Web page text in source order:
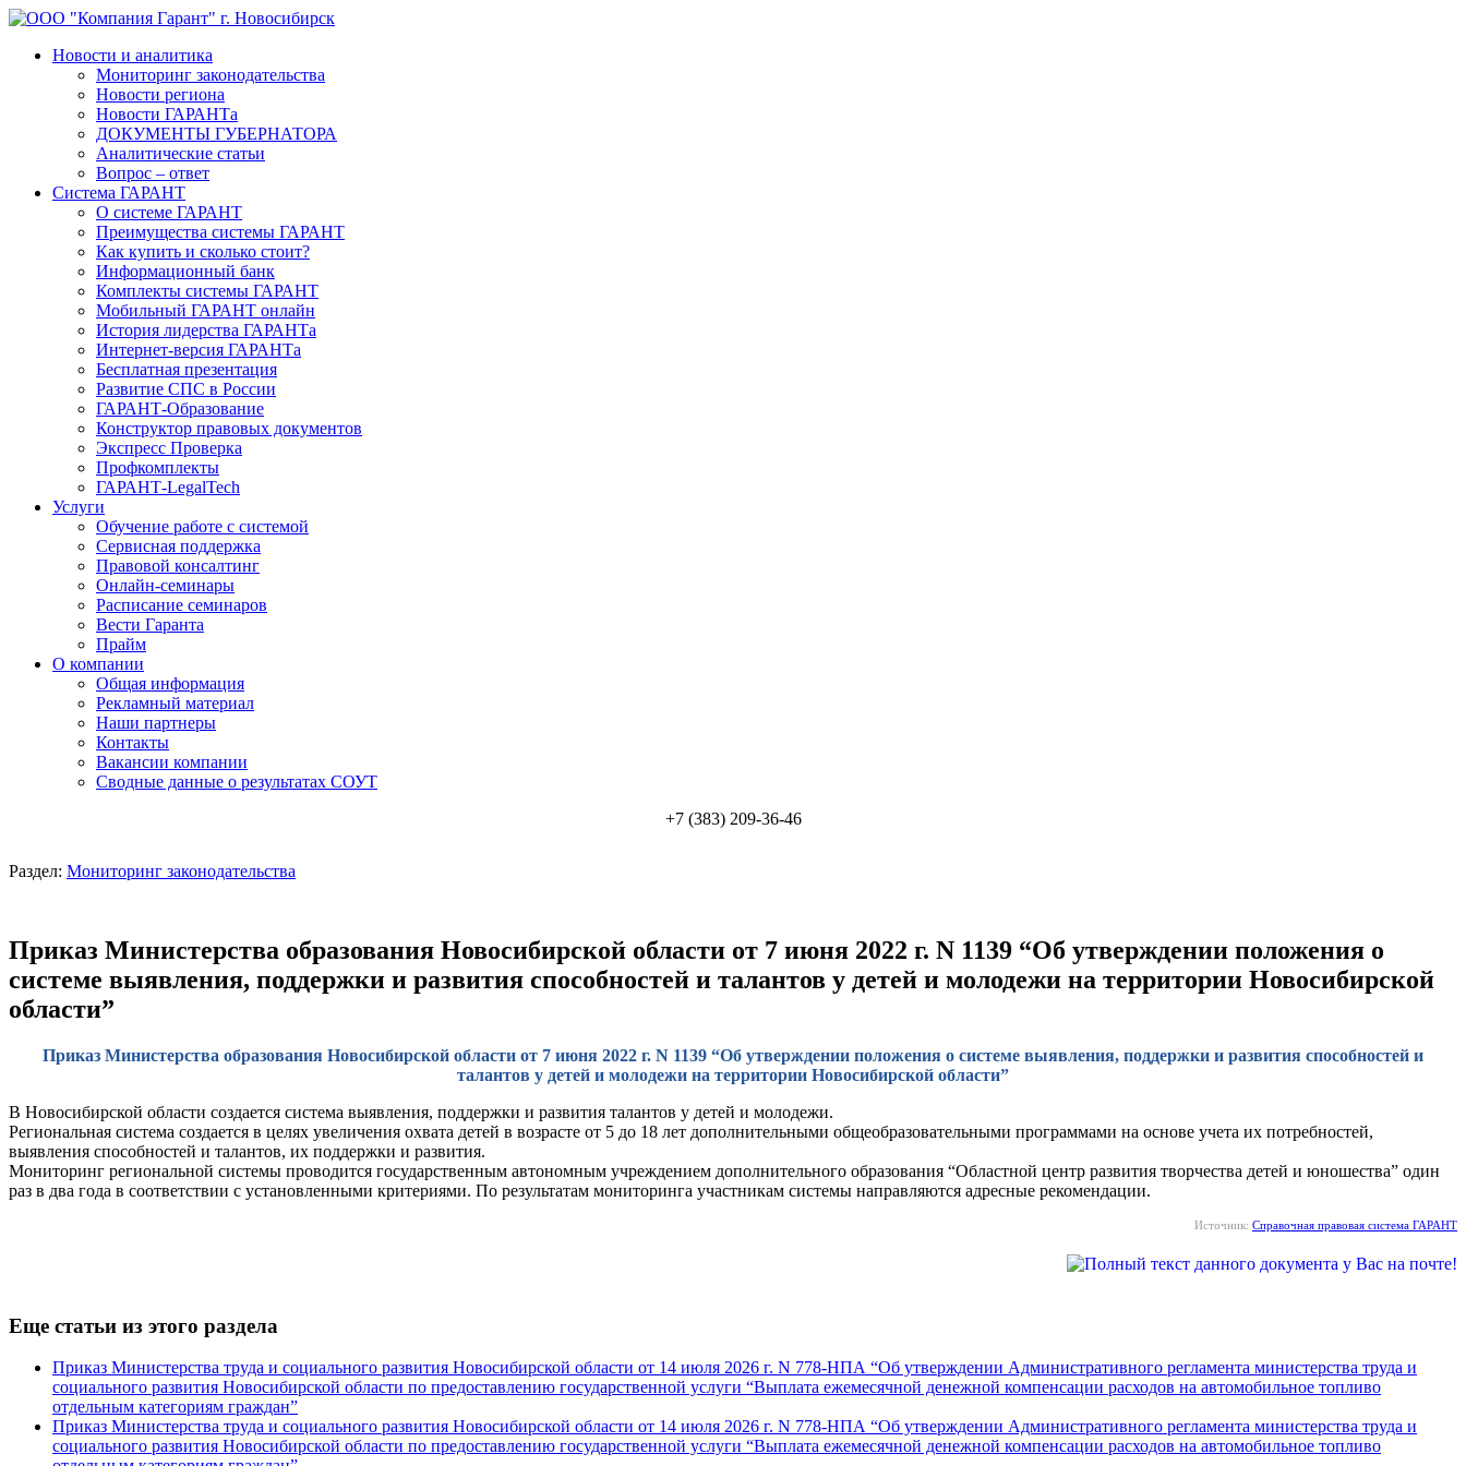
Новости и аналитика
Мониторинг законодательства
Новости региона
Новости ГАРАНТа
ДОКУМЕНТЫ ГУБЕРНАТОРА
Аналитические статьи
Вопрос – ответ
Система ГАРАНТ
О системе ГАРАНТ
Преимущества системы ГАРАНТ
Как купить и сколько стоит?
Информационный банк
Комплекты системы ГАРАНТ
Мобильный ГАРАНТ онлайн
История лидерства ГАРАНТа
Интернет-версия ГАРАНТа
Бесплатная презентация
Развитие СПС в России
ГАРАНТ-Образование
Конструктор правовых документов
Экспресс Проверка
Профкомплекты
ГАРАНТ-LegalTech
Услуги
Обучение работе с системой
Сервисная поддержка
Правовой консалтинг
Онлайн-семинары
Расписание семинаров
Вести Гаранта
Прайм
О компании
Общая информация
Рекламный материал
Наши партнеры
Контакты
Вакансии компании
Сводные данные о результатах СОУТ
+7 (383) 209-36-46
Раздел: Мониторинг законодательства
Приказ Министерства образования Новосибирской области от 7 июня 2022 г. N 1139 “Об утверждении положения о
системе выявления, поддержки и развития способностей и талантов у детей и молодежи на территории Новосибирской
области”
Приказ Министерства образования Новосибирской области от 7 июня 2022 г. N 1139 “Об утверждении положения о системе выявления, поддержки и развития способностей и
талантов у детей и молодежи на территории Новосибирской области”
В Новосибирской области создается система выявления, поддержки и развития талантов у детей и молодежи.
Региональная система создается в целях увеличения охвата детей в возрасте от 5 до 18 лет дополнительными общеобразовательными программами на основе учета их потребностей,
выявления способностей и талантов, их поддержки и развития.
Мониторинг региональной системы проводится государственным автономным учреждением дополнительного образования “Областной центр развития творчества детей и юношества” один
раз в два года в соответствии с установленными критериями. По результатам мониторинга участникам системы направляются адресные рекомендации.
Источник: Справочная правовая система ГАРАНТ
Еще статьи из этого раздела
Приказ Министерства труда и социального развития Новосибирской области от 14 июля 2026 г. N 778-НПА “Об утверждении Административного регламента министерства труда и
социального развития Новосибирской области по предоставлению государственной услуги “Выплата ежемесячной денежной компенсации расходов на автомобильное топливо
отдельным категориям граждан”
Приказ Министерства труда и социального развития Новосибирской области от 14 июля 2026 г. N 778-НПА “Об утверждении Административного регламента министерства труда и
социального развития Новосибирской области по предоставлению государственной услуги “Выплата ежемесячной денежной компенсации расходов на автомобильное топливо